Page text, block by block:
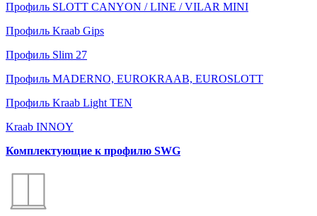
Профиль SLOTT CANYON / LINE / VILAR MINI
Профиль Kraab Gips
Профиль Slim 27
Профиль MADERNO, EUROKRAAB, EUROSLOTT
Профиль Kraab Light TEN
Kraab INNOY
Комплектующие к профилю SWG